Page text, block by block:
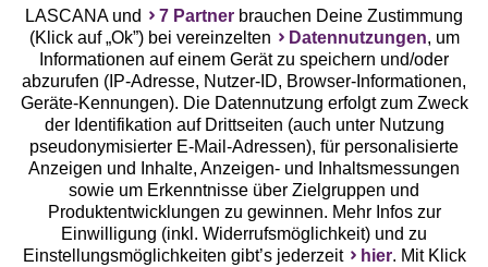
Geprüfte Sicherheit
Unsere Apps
LASCANA und 7 Partner brauchen Deine Zustimmung
(Klick auf „Ok”) bei vereinzelten
Datennutzungen, um
Informationen auf einem Gerät zu speichern und/oder
abzurufen (IP-Adresse, Nutzer-ID, Browser-Informationen,
Geräte-Kennungen). Die Datennutzung erfolgt zum Zweck
der Identifikation auf Drittseiten (auch unter Nutzung
pseudonymisierter E-Mail-Adressen), für personalisierte
Anzeigen und Inhalte, Anzeigen- und Inhaltsmessungen
sowie um Erkenntnisse über Zielgruppen und
Produktentwicklungen zu gewinnen. Mehr Infos zur
Einwilligung (inkl. Widerrufsmöglichkeit) und zu
Einstellungsmöglichkeiten gibt’s jederzeit
hier. Mit Klick